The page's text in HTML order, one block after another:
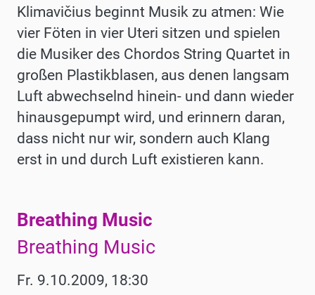
Klimavičius beginnt Musik zu atmen: Wie
vier Föten in vier Uteri sitzen und spielen
die Musiker des Chordos String Quartet in
großen Plas­tikblasen, aus denen langsam
Luft abwechselnd hinein- und dann wie­der
hinausgepumpt wird, und erinnern daran,
dass nicht nur wir, sondern auch Klang
erst in und durch Luft existieren kann.
Werke
Breathing Music
Breathing Music
Fr. 9.10.2009, 18:30